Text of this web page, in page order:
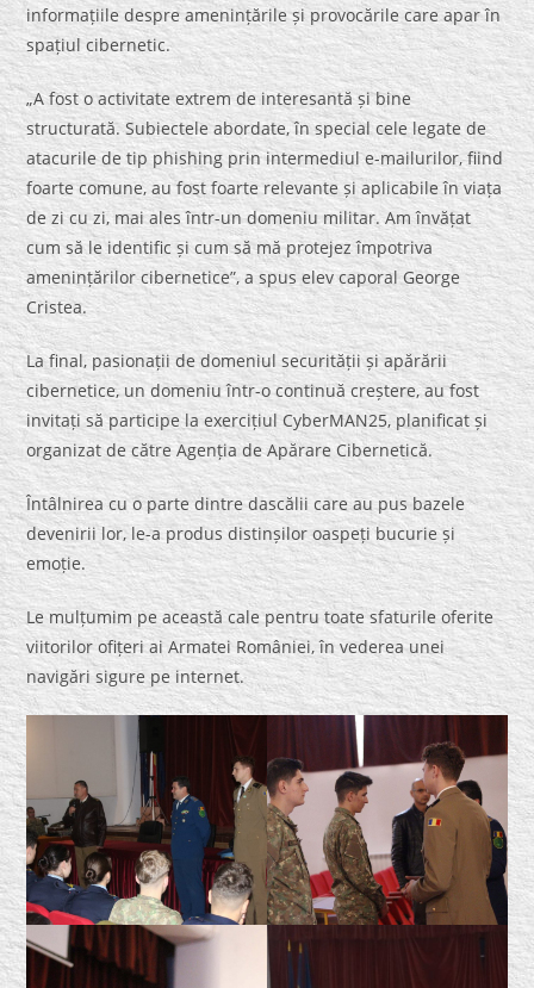
informațiile despre amenințările și provocările care apar în
spațiul cibernetic.
„A fost o activitate extrem de interesantă și bine
structurată. Subiectele abordate, în special cele legate de
atacurile de tip phishing prin intermediul e-mailurilor, fiind
foarte comune, au fost foarte relevante și aplicabile în viața
de zi cu zi, mai ales într-un domeniu militar. Am învățat
cum să le identific și cum să mă protejez împotriva
amenințărilor cibernetice”, a spus elev caporal George
Cristea.
La final, pasionații de domeniul securității și apărării
cibernetice, un domeniu într-o continuă creștere, au fost
invitați să participe la exercițiul CyberMAN25, planificat și
organizat de către Agenția de Apărare Cibernetică.
Întâlnirea cu o parte dintre dascălii care au pus bazele
devenirii lor, le-a produs distinșilor oaspeți bucurie și
emoție.
Le mulțumim pe această cale pentru toate sfaturile oferite
viitorilor ofițeri ai Armatei României, în vederea unei
navigări sigure pe internet.